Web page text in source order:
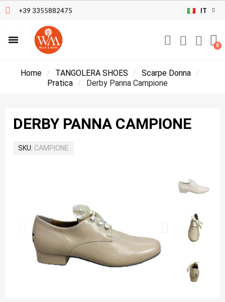
+39 3355882475 IT
Home TANGOLERA SHOES
Scarpe Donna
Pratica
Derby Panna Campione
DERBY PANNA CAMPIONE
SKU CAMPIONE